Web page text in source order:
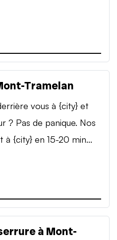
Tramelan
vous à {city} et
? Pas de panique. Nos
{city} en 15-20 min...
à Mont-